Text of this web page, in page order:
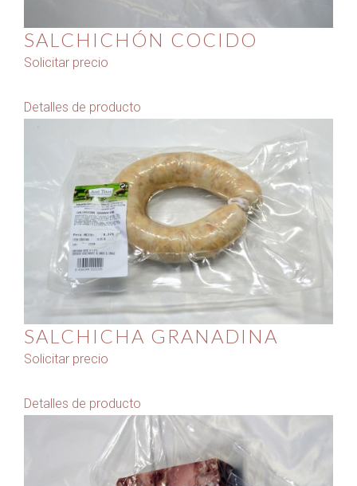
SALCHICHÓN COCIDO
Solicitar precio
Detalles de producto
SALCHICHA GRANADINA
Solicitar precio
Detalles de producto